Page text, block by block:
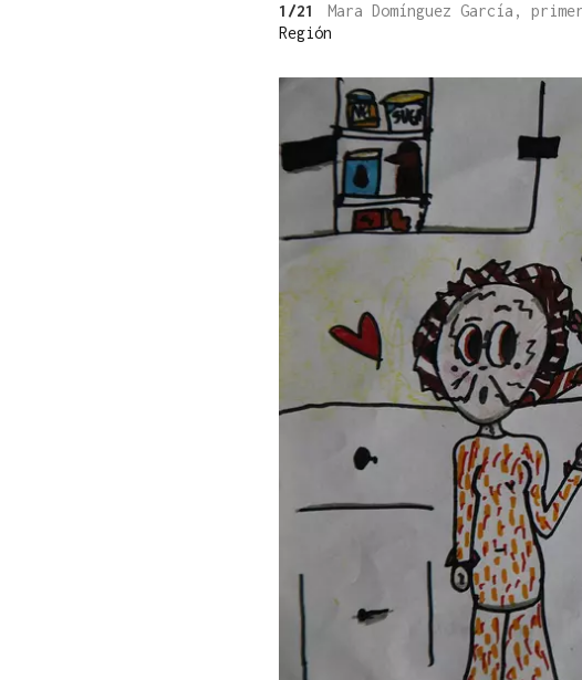
1/21 Mara Domínguez García,
Región